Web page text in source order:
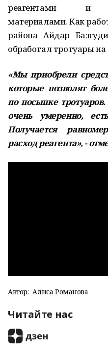
реагентами и
материалами. Как
района Айдар
обработал тротуары
«Мы приобрели
которые позволят
по посыпке
очень умеренно,
Получается
расход реагента», -
Автор: Алиса Романова
Читайте нас